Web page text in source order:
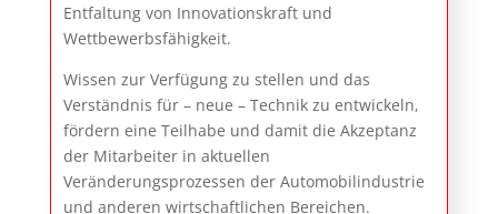
Entfaltung von Innovationskraft und
Wettbewerbsfähigkeit.
Wissen zur Verfügung zu stellen und das
Verständnis für – neue – Technik zu entwickeln,
fördern eine Teilhabe und damit die Akzeptanz
der Mitarbeiter in aktuellen
Veränderungsprozessen der Automobilindustrie
und anderen wirtschaftlichen Bereichen.